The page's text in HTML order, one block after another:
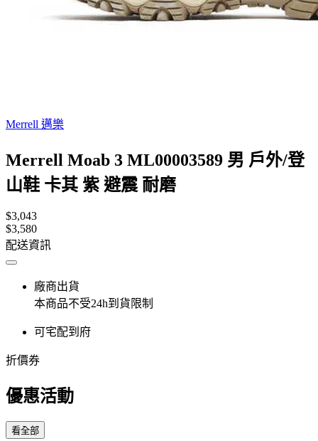
Merrell 邁樂
Merrell Moab 3 ML00003589 男 戶外/登
山鞋 卡其 紫 避震 耐磨
$3,043
$3,580
配送資訊
廠商出貨
本商品不受24h到貨限制
可宅配到府
折價券
優惠活動
看全部